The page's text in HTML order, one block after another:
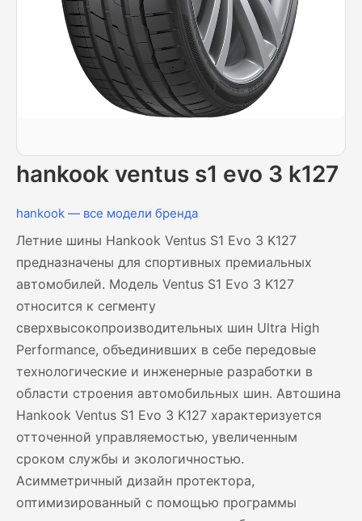
hankook ventus s1 evo 3 k127
hankook — все модели бренда
Летние шины Hankook Ventus S1 Evo 3 K127
предназначены для спортивных премиальных
автомобилей. Модель Ventus S1 Evo 3 K127
относится к сегменту
сверхвысокопроизводительных шин Ultra High
Performance, объединивших в себе передовые
технологические и инженерные разработки в
области строения автомобильных шин. Автошина
Hankook Ventus S1 Evo 3 K127 характеризуется
отточенной управляемостью, увеличенным
сроком службы и экологичностью.
Асимметричный дизайн протектора,
оптимизированный с помощью программы